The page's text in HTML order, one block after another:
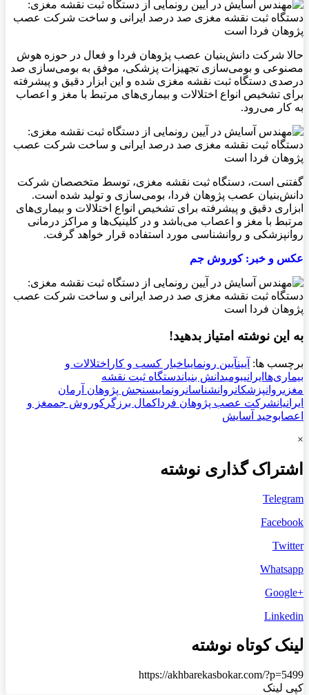
حالا شرکت دانش‌بنیان عصب پژوهان فردا و فعال در حوزه هوش
مصنوعی و بومی‌سازی تجهیزات پزشکی، موفق به بومی‌سازی صد
درصدی دستگاه ثبت نقشه مغزی شده و این ابزار دقیق و پیشرفته
برای تشخیص انواع اختلالات و بیماری‌های مرتبط با مغز و اعصاب
به کار می‌رود.
گفتنی است‌، دستگاه ثبت نقشه مغزی، توسط متخصصان شرکت
دانش‌بنیان عصب پژوهان فردا، بومی‌سازی و تولید شده است.
ابزاری دقیق و پیشرفته برای تشخیص انواع اختلالات و بیماری‌های
مرتبط با مغز و اعصاب می‌باشد و در کلینیک‌ها و مراکز درمانی
روانپزشکی و روانشناسی مورد استفاده قرار خواهد گرفت.
عکس و خبر: کوروش جم
به این نوشته امتیاز بدهید!
برچسب ها: آیینآیین رونماییاخبار کسب و کار اختلالات و
بیماری‌ها ایرانیبومیدانش بنیاندستگاه ثبت نقشه
مغزیروانپزشکانروانشناسانرونماییسنجش پژوهان آرمان
ایرانیانشرکت عصب پژوهان فردا کمال برزگر کوروش جممغز و
اعصابوحید آسایش
×
اشتراک گذاری نوشته
Telegram
Facebook
Twitter
Whatsapp
+Google
Linkedin
لینک کوتاه نوشته
https://akhbarekasbokar.com/?p=5499
کپی لینک